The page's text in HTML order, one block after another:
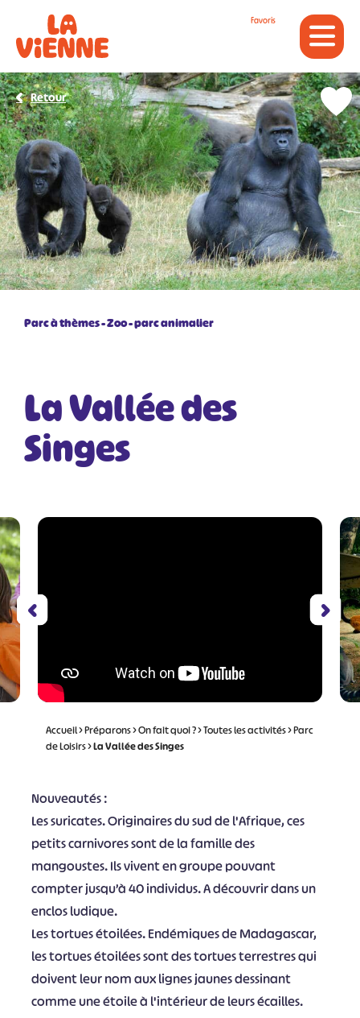
Favoris
Parc à thèmes Zoo - parc animalier
La Vallée des
Singes
Retour
Accueil>Préparons>On fait quoi ?>Toutes les activités>Parc
de Loisirs>La Vallée des Singes
Nouveautés :
Les suricates. Originaires du sud de l'Afrique, ces
petits carnivores sont de la famille des
mangoustes. Ils vivent en groupe pouvant
compter jusqu’à 40 individus. A découvrir dans un
enclos ludique.
Les tortues étoilées. Endémiques de Madagascar,
les tortues étoilées sont des tortues terrestres qui
doivent leur nom aux lignes jaunes dessinant
comme une étoile à l'intérieur de leurs écailles.